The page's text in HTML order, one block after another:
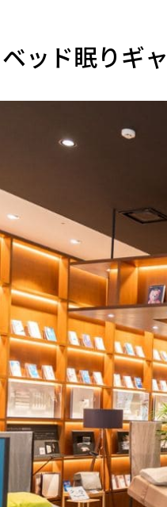
ベッド眠りギ